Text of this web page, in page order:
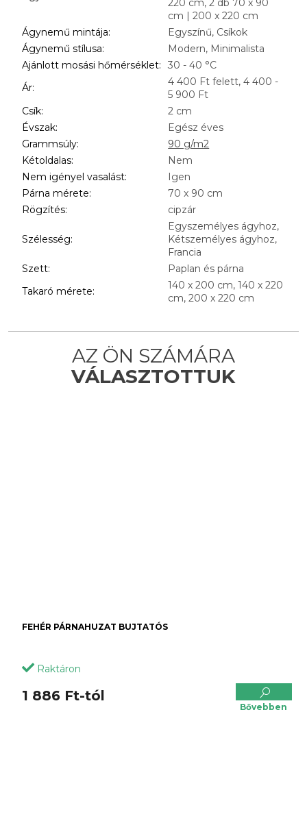
FEHÉR PÁRNAHUZAT BUJTATÓS
Raktáron
1 886 Ft-tól
Bővebben
220 cm, 2 db 70 x 90
cm | 200 x 220 cm
Ágynemű mintája:
Egyszínű, Csíkok
Ágynemű stílusa:
Modern, Minimalista
Ajánlott mosási hőmérséklet:
30 - 40 °C
Ár:
4 400 Ft felett, 4 400 -
5 900 Ft
Csík:
2 cm
Évszak:
Egész éves
Grammsúly:
90 g/m2
Kétoldalas:
Nem
Nem igényel vasalást:
Igen
Párna mérete:
70 x 90 cm
Rögzítés: cipzár
Szélesség:
Egyszemélyes ágyhoz,
Kétszemélyes ágyhoz,
Francia
Szett:
Paplan és párna
Takaró mérete:
140 x 200 cm, 140 x 220
cm, 200 x 220 cm